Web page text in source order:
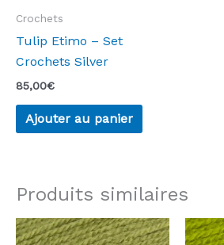
Crochets
Tulip Etimo – Set
Crochets Silver
85,00€
Ajouter au panier
Produits similaires